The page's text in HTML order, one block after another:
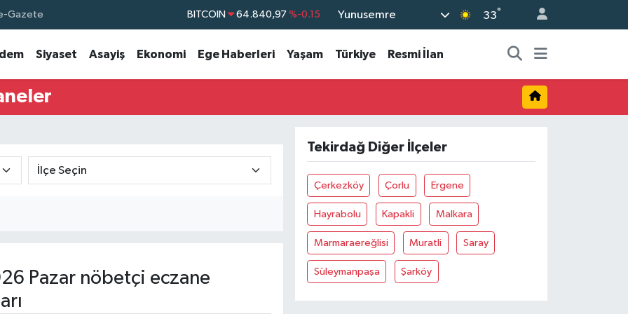
Gazete DOLAR 47,7436 %0.18
BİST100 13.779 %-14
Yunusemre 33°
Siyaset Asayiş Ekonomi Ege Haberleri Yaşam Türkiye Resmi İlan
Pazar nöbetçi eczane
Tekirdağ Diğer İlçeler
Çerkezköy Çorlu Ergene
Hayrabolu Kapakli Malkara
Marmaraereğlisi Muratli Saray
Süleymanpaşa Şarköy